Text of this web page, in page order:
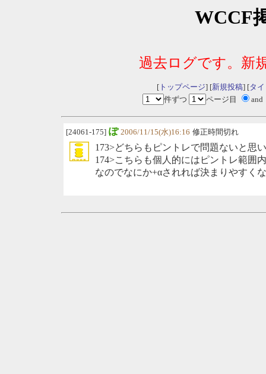
WCCF
過去ログです。新
[トップページ] [新規投稿] [タ
件ずつ
ページ目 and
[24061-175] ぽ 2006/11/15(水)16:16 修正時間切れ
173>どちらもピントレで問題ないと思
174>こちらも個人的にはピントレ範囲
なのでなにか+αされれば決まりやすく